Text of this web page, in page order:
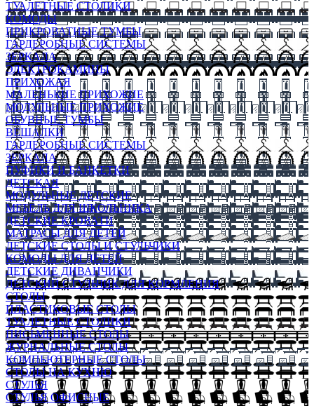
ТУАЛЕТНЫЕ СТОЛИКИ
КОМОДЫ
ПРИКРОВАТНЫЕ ТУМБЫ
ГАРДЕРОБНЫЕ СИСТЕМЫ
ЗЕРКАЛА
ЭЛЕКТРОКАМИНЫ
ПРИХОЖАЯ
МАЛЕНЬКИЕ ПРИХОЖИЕ
МОДУЛЬНЫЕ ПРИХОЖИЕ
ОБУВНЫЕ ТУМБЫ
ВЕШАЛКИ
ГАРДЕРОБНЫЕ СИСТЕМЫ
ЗЕРКАЛА
ПУФИКИ И БАНКЕТКИ
ДЕТСКАЯ
МОДУЛЬНЫЕ ДЕТСКИЕ
МЕБЕЛЬ ДЛЯ ШКОЛЬНИКА
ДЕТСКИЕ КРОВАТИ
МАТРАСЫ ДЛЯ ДЕТЕЙ
ДЕТСКИЕ СТОЛЫ И СТУЛЬЧИКИ
КОМОДЫ ДЛЯ ДЕТЕЙ
ДЕТСКИЕ ДИВАНЧИКИ
ДЕТСКИЙ СТУЛЬЧИК ДЛЯ КОРМЛЕНИЯ
СТОЛЫ
ПЛАСТИКОВЫЕ СТОЛЫ
ТУАЛЕТНЫЕ СТОЛИКИ
ПИСЬМЕННЫЕ СТОЛЫ
ЖУРНАЛЬНЫЕ СТОЛЫ
КОМПЬЮТЕРНЫЕ СТОЛЫ
СТОЛЫ НА КУХНЮ
СТУЛЬЯ
СТУЛЬЯ ОФИСНЫЕ